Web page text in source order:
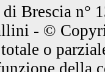
Brescia n°
- ©
o
della